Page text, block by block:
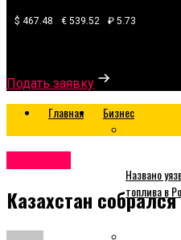
$ 467.48 € 539.52 ₽ 5.73
Подать заявку
Главная Бизнес
Названо
топлива в
Казахстан